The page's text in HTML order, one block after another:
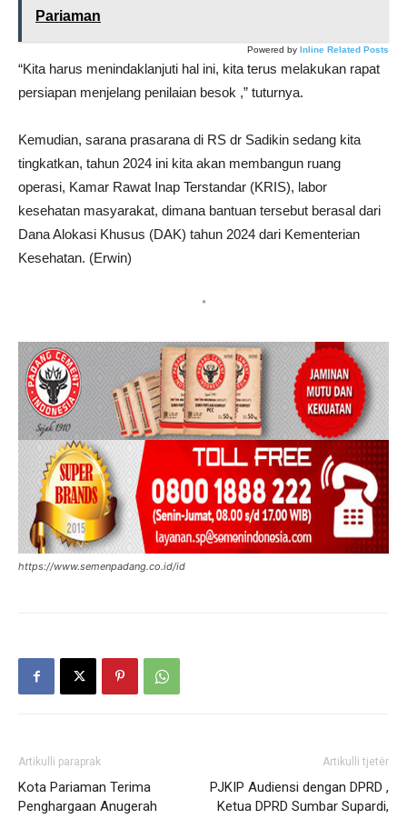
Pariaman
Powered by Inline Related Posts
“Kita harus menindaklanjuti hal ini, kita terus melakukan rapat
persiapan menjelang penilaian besok ,” tuturnya.
Kemudian, sarana prasarana di RS dr Sadikin sedang kita
tingkatkan, tahun 2024 ini kita akan membangun ruang
operasi, Kamar Rawat Inap Terstandar (KRIS), labor
kesehatan masyarakat, dimana bantuan tersebut berasal dari
Dana Alokasi Khusus (DAK) tahun 2024 dari Kementerian
Kesehatan. (Erwin)
*
https://www.semenpadang.co.id/id
Artikulli paraprak
Kota Pariaman Terima
Penghargaan Anugerah
Artikulli tjetër
PJKIP Audiensi dengan DPRD ,
Ketua DPRD Sumbar Supardi,